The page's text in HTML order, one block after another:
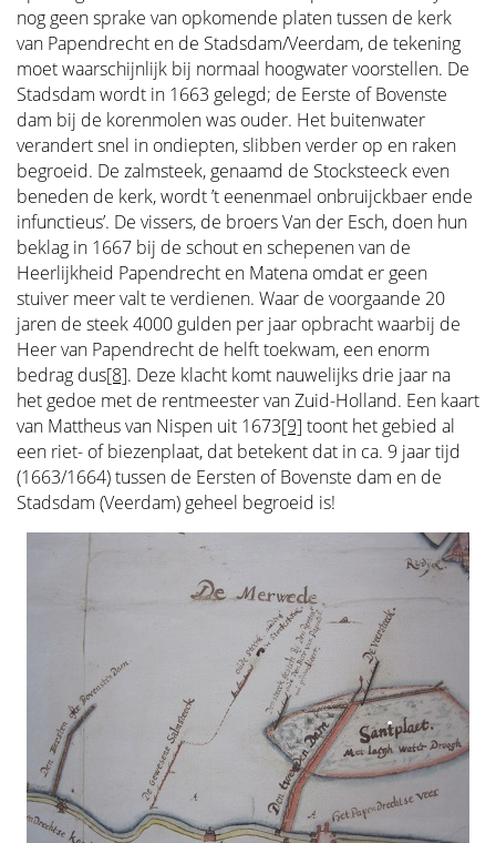
nog geen sprake van opkomende platen tussen de kerk
van Papendrecht en de Stadsdam/Veerdam, de tekening
moet waarschijnlijk bij normaal hoogwater voorstellen. De
Stadsdam wordt in 1663 gelegd; de Eerste of Bovenste
dam bij de korenmolen was ouder. Het buitenwater
verandert snel in ondiepten, slibben verder op en raken
begroeid. De zalmsteek, genaamd de Stocksteeck even
beneden de kerk, wordt ’t eenenmael onbruijckbaer ende
infunctieus’. De vissers, de broers Van der Esch, doen hun
beklag in 1667 bij de schout en schepenen van de
Heerlijkheid Papendrecht en Matena omdat er geen
stuiver meer valt te verdienen. Waar de voorgaande 20
jaren de steek 4000 gulden per jaar opbracht waarbij de
Heer van Papendrecht de helft toekwam, een enorm
bedrag dus[8]. Deze klacht komt nauwelijks drie jaar na
het gedoe met de rentmeester van Zuid-Holland. Een kaart
van Mattheus van Nispen uit 1673[9] toont het gebied al
een riet- of biezenplaat, dat betekent dat in ca. 9 jaar tijd
(1663/1664) tussen de Eersten of Bovenste dam en de
Stadsdam (Veerdam) geheel begroeid is!